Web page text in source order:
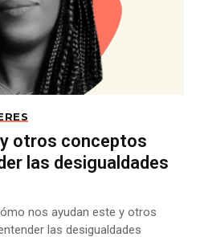
otros conceptos
las desigualdades
nos ayudan este y otros
las desigualdades